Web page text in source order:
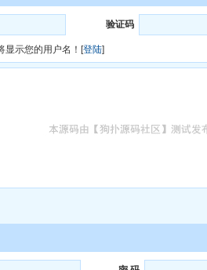
验证码
显示您的用户名！[登陆]